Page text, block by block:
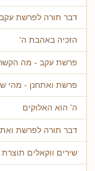
דבר תורה לפרשת עקב
הזכיה באהבת ה'
פרשת עקב - מה הקשר
פרשת ואתחנן - מהי
ה' הוא האלוקים
דבר תורה לפרשת
שירים ווקאלים תוצרת AI